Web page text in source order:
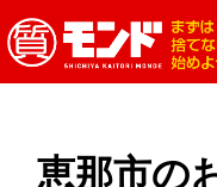
恵那市の